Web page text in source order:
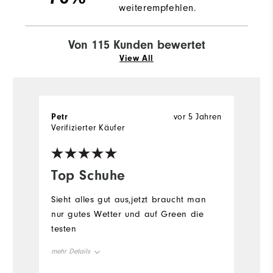
weiterempfehlen.
Von 115 Kunden bewertet
View All
Top Schuhe
vor 5 Jahren
Petr
Verifizierter Käufer
Sieht alles gut aus,jetzt braucht man
nur gutes Wetter und auf Green die
testen
mehr Details